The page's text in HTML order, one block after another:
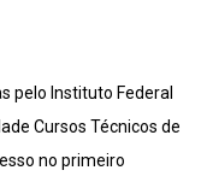
pelo Instituto Federal
Cursos Técnicos de
no primeiro